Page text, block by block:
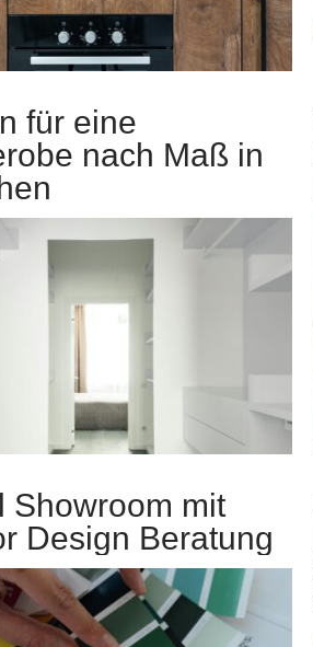
für eine
nach Maß in
Showroom mit
Design Beratung